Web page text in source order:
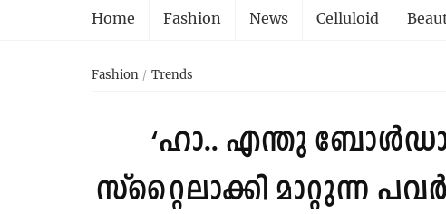
Home Fashion News Celluloid
Fashion Trends
‘ഹാ.. എന്തു
സ്റ്റൈലാക്കി മാറ്റുന്ന